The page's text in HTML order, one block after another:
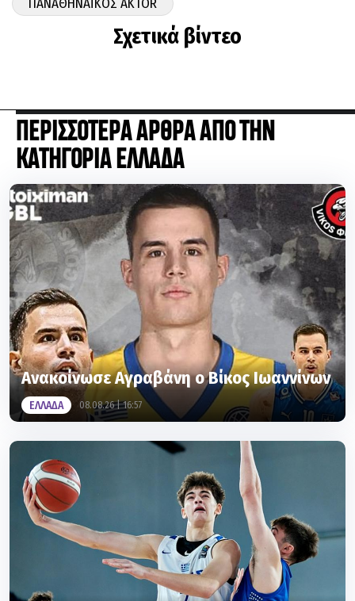
Σχετικά βίντεο
ΠΕΡΙΣΣΟΤΕΡΑ ΑΡΘΡΑ ΑΠΟ ΤΗΝ
ΚΑΤΗΓΟΡΙΑ ΕΛΛΑΔΑ
Ανακοίνωσε Αγραβάνη ο Βίκος Ιωαννίνων
ΕΛΛΑΔΑ 08.08.26 | 16:57